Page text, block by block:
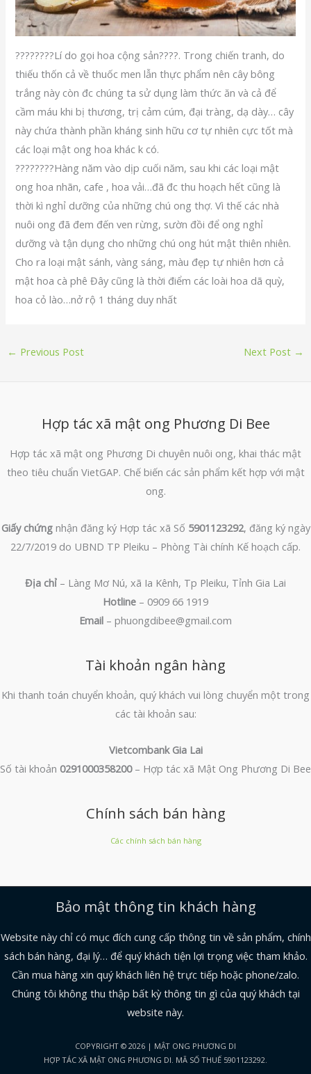
????????Lí do gọi hoa cộng sản????. Trong chiến tranh, do
thiếu thốn cả về thuốc men lẫn thực phẩm nên cây bông
trắng này còn đc chúng ta sử dụng làm thức ăn và cả để
cầm máu khi bị thương, trị cảm cúm, đại tràng, dạ dày… cây
này chứa thành phần kháng sinh hữu cơ tự nhiên cực tốt mà
các loại mật ong hoa khác k có.
????????Hàng năm vào dịp cuối năm, sau khi các loại mật
ong hoa nhãn, cafe , hoa vải…đã đc thu hoạch hết cũng là
thời kì nghỉ dưỡng của những chú ong thợ. Vì thế các nhà
nuôi ong đã đem đến ven rừng, sườn đồi để ong nghỉ
dưỡng và tận dụng cho những chú ong hút mật thiên nhiên.
Cho ra loại mật sánh, vàng sáng, màu đẹp tự nhiên hơn cả
mật hoa cà phê Đây cũng là thời điểm các loài hoa dã quỳ,
hoa cỏ lào…nở rộ 1 tháng duy nhất
← Previous Post Next Post →
Hợp tác xã mật ong Phương Di Bee
Hợp tác xã mật ong Phương Di chuyên nuôi ong, khai thác mật
theo tiêu chuẩn VietGAP. Chế biến các sản phẩm kết hợp với mật
ong.
Giấy chứngnhận đăng ký Hợp tác xã Số 5901123292, đăng ký ngày
22/7/2019 do UBND TP Pleiku – Phòng Tài chính Kế hoạch cấp.
Địa chỉ – Làng Mơ Nú, xã Ia Kênh, Tp Pleiku, Tỉnh Gia Lai
Hotline – 0909 66 1919
Email – phuongdibee@gmail.com
Tài khoản ngân hàng
Khi thanh toán chuyển khoản, quý khách vui lòng chuyển một trong
các tài khoản sau:
Vietcombank Gia Lai
Số tài khoản 0291000358200– Hợp tác xã Mật Ong Phương Di Bee
Chính sách bán hàng
Các chính sách bán hàng
Bảo mật thông tin khách hàng
Website này chỉ có mục đích cung cấp thông tin về sản phẩm, chính
sách bán hàng, đại lý… để quý khách tiện lợi trọng việc tham khảo.
Cần mua hàng xin quý khách liên hệ trực tiếp hoặc phone/zalo.
Chúng tôi không thu thập bất kỳ thông tin gì của quý khách tại
website này.
COPYRIGHT © 2026 | MẬT ONG PHƯƠNG DI
HỢP TÁC XÃ MẬT ONG PHƯƠNG DI. MÃ SỐ THUẾ 5901123292.